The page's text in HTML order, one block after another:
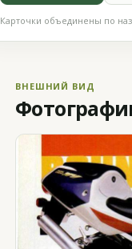
Карточки объединены по
ВНЕШНИЙ ВИД